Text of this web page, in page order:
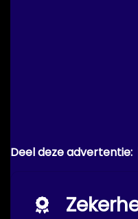
Deel deze advertentie: